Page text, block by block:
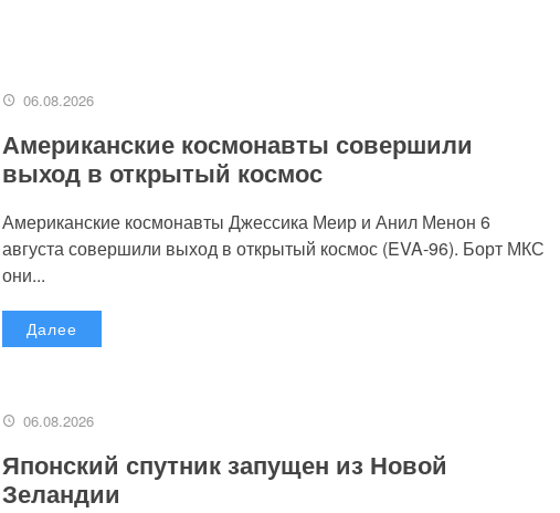
06.08.2026
Американские космонавты совершили
выход в открытый космос
Американские космонавты Джессика Меир и Анил Менон 6
августа совершили выход в открытый космос (EVA-96). Борт МКС
они...
Далее
06.08.2026
Японский спутник запущен из Новой
Зеландии